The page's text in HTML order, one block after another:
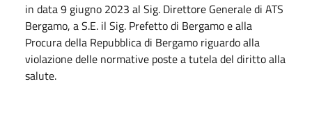
in data 9 giugno 2023 al Sig. Direttore Generale di ATS
Bergamo, a S.E. il Sig. Prefetto di Bergamo e alla
Procura della Repubblica di Bergamo riguardo alla
violazione delle normative poste a tutela del diritto alla
salute.